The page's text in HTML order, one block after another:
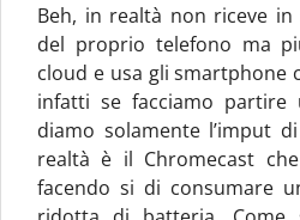
Beh, in realtà non riceve
del proprio telefono ma
cloud e usa gli smartphone
infatti se facciamo partire
diamo solamente l’imput
realtà è il Chromecast
facendo si di consumare